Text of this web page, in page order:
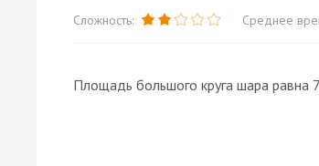
Сложность: Среднее
Площадь большого круга шара равна